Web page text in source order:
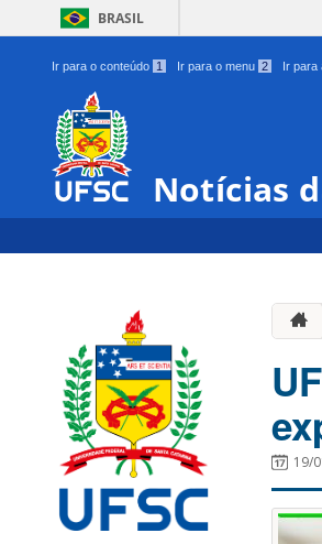
BRASIL
Ir para o conteúdo 1 Ir para o menu 2 Ir para
Notícias
19/